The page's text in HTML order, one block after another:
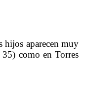
hijos aparecen muy
35) como en Torres